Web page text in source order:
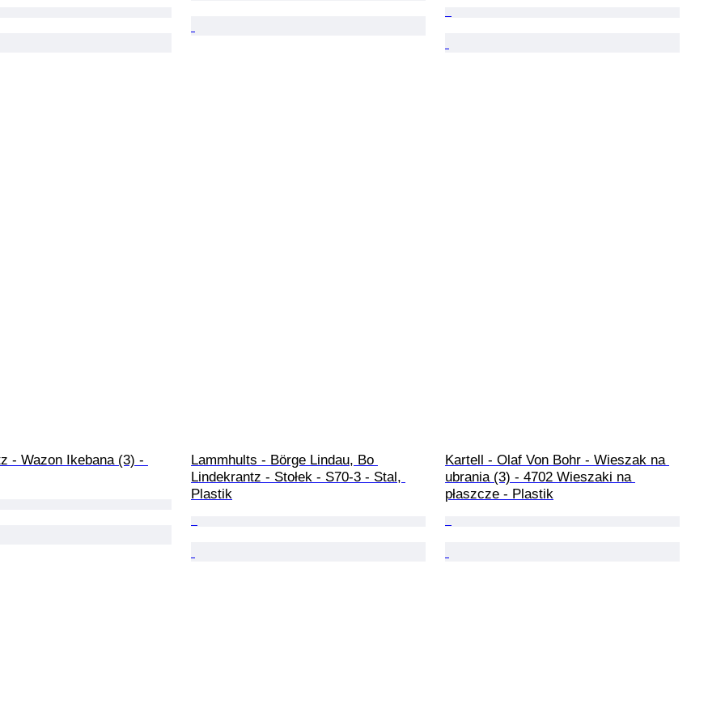
- Wazon Ikebana (3) -
Lammhults - Börge Lindau, Bo
Lindekrantz - Stołek - S70-3 - Stal,
Plastik
Kartell - Olaf Von Bohr - Wieszak na
ubrania (3) - 4702 Wieszaki na
płaszcze - Plastik